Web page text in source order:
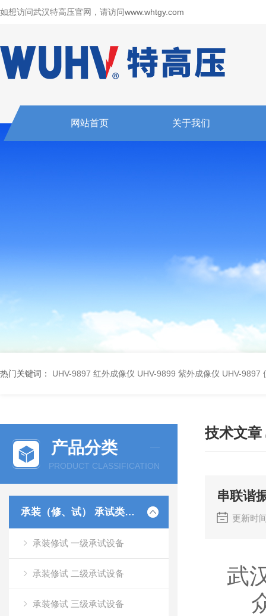
如想访问武汉特高压官网，请访问www.whtgy.com
网站首页 关于我们
热门关键词： UHV-9897 红外成像仪 UHV-9899 紫外成像仪 UHV-9897
产品分类
PRODUCT CLASSIFICATION
承装（修、试） 承试类仪器
承装修试 一级承试设备
承装修试 二级承试设备
承装修试 三级承试设备
技术文章
串联谐
更新时
武